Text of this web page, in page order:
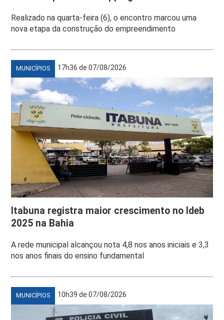
Realizado na quarta-feira (6), o encontro marcou uma
nova etapa da construção do empreendimento
MUNICÍPIOS 17h36 de 07/08/2026
Itabuna registra maior crescimento no Ideb
2025 na Bahia
A rede municipal alcançou nota 4,8 nos anos iniciais e 3,3
nos anos finais do ensino fundamental
MUNICÍPIOS 10h39 de 07/08/2026